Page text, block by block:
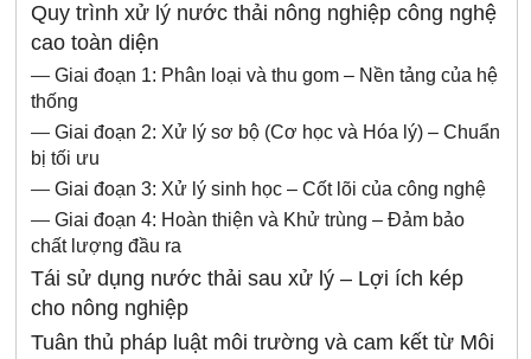
Quy trình xử lý nước thải nông nghiệp công nghệ
cao toàn diện
—Giai đoạn 1: Phân loại và thu gom – Nền tảng của hệ
thống
—Giai đoạn 2: Xử lý sơ bộ (Cơ học và Hóa lý) – Chuẩn
bị tối ưu
—Giai đoạn 3: Xử lý sinh học – Cốt lõi của công nghệ
—Giai đoạn 4: Hoàn thiện và Khử trùng – Đảm bảo
chất lượng đầu ra
Tái sử dụng nước thải sau xử lý – Lợi ích kép
cho nông nghiệp
Tuân thủ pháp luật môi trường và cam kết từ Môi